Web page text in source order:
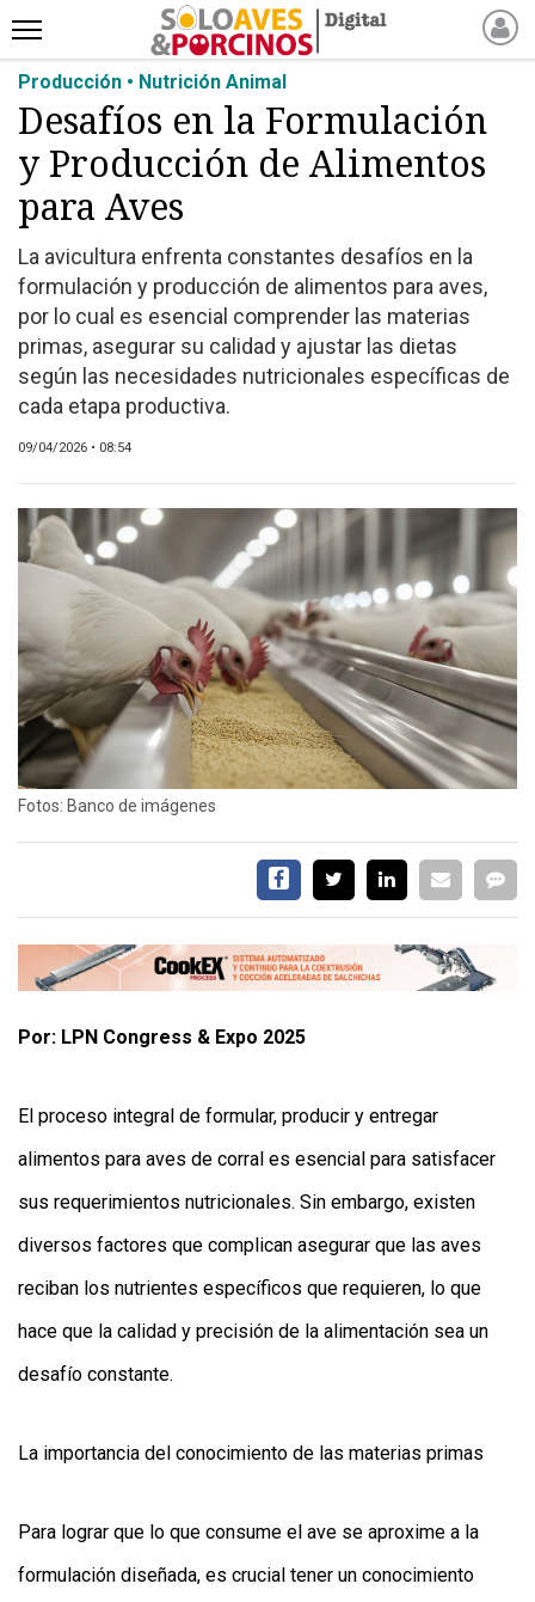
INICIO
NOTICIAS RECIENTES
NOTICIAS
ARTÍCULOS
PROCESO
PRODUCTO
NUEVOS PRODUCTOS
MARKETPLACE
REVISTAS
EVENTOS Y
DIRECTORIO
CALENDARIO
MEDIA KIT
SERVICIOS
Y
POLÍTICAS
DE
MAPA
DEL
PARA
SMARTPHONE
Producción • Nutrición Animal
Desafíos en la Formulación
y Producción de Alimentos
para Aves
La avicultura enfrenta constantes desafíos en la
formulación y producción de alimentos para aves,
por lo cual es esencial comprender las materias
primas, asegurar su calidad y ajustar las dietas
según las necesidades nutricionales específicas de
cada etapa productiva.
09/04/2026 • 08:54
Fotos: Banco de imágenes
Por: LPN Congress & Expo 2025
El proceso integral de formular, producir y entregar
alimentos para aves de corral es esencial para satisfacer
sus requerimientos nutricionales. Sin embargo, existen
diversos factores que complican asegurar que las aves
reciban los nutrientes específicos que requieren, lo que
hace que la calidad y precisión de la alimentación sea un
desafío constante.
La importancia del conocimiento de las materias primas
Para lograr que lo que consume el ave se aproxime a la
formulación diseñada, es crucial tener un conocimiento